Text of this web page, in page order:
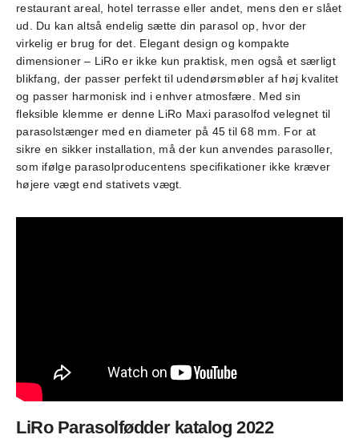
restaurant areal, hotel terrasse eller andet, mens den er slået
ud. Du kan altså endelig sætte din parasol op, hvor der
virkelig er brug for det. Elegant design og kompakte
dimensioner – LiRo er ikke kun praktisk, men også et særligt
blikfang, der passer perfekt til udendørsmøbler af høj kvalitet
og passer harmonisk ind i enhver atmosfære. Med sin
fleksible klemme er denne LiRo Maxi parasolfod velegnet til
parasolstænger med en diameter på 45 til 68 mm. For at
sikre en sikker installation, må der kun anvendes parasoller,
som ifølge parasolproducentens specifikationer ikke kræver
højere vægt end stativets vægt.
LiRo Parasolfødder katalog 2022